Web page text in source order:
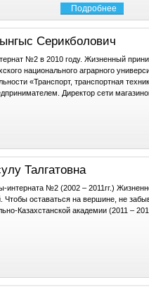
Подробнее
Серикболович
№2 в 2010 году. Жизненный
национального аграрного
«Транспорт, транспортная
Директор сети
Талгатовна
№2 (2002 – 2011гг.)
Чтобы оставаться на вершине, не
Казахстанской академии (2011 –